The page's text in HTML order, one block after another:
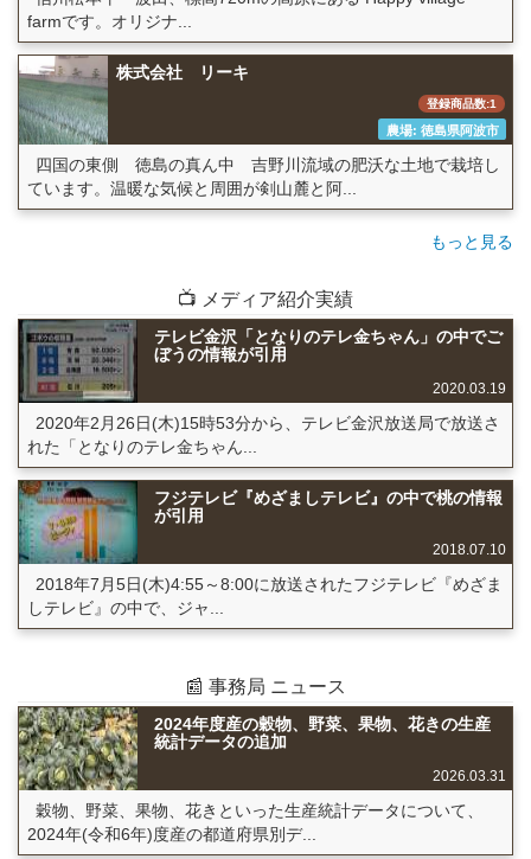
farmです。オリジナ...
株式会社 リーキ
登録商品数:1
農場: 徳島県阿波市
四国の東側 徳島の真ん中 吉野川流域の肥沃な土地で栽培し
ています。温暖な気候と周囲が剣山麓と阿...
もっと見る
📺 メディア紹介実績
テレビ金沢「となりのテレ金ちゃん」の中でご
ぼうの情報が引用
2020.03.19
2020年2月26日(木)15時53分から、テレビ金沢放送局で放送さ
れた「となりのテレ金ちゃん...
フジテレビ『めざましテレビ』の中で桃の情報
が引用
2018.07.10
2018年7月5日(木)4:55～8:00に放送されたフジテレビ『めざま
しテレビ』の中で、ジャ...
📰 事務局 ニュース
2024年度産の穀物、野菜、果物、花きの生産
統計データの追加
2026.03.31
穀物、野菜、果物、花きといった生産統計データについて、
2024年(令和6年)度産の都道府県別デ...